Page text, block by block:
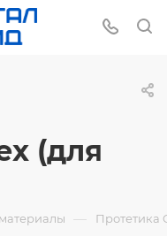
(для
— Протетика